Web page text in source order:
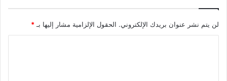
لن يتم نشر عنوان بريدك الإلكتروني. الحقول الإلزامية مشار إليها بـ *